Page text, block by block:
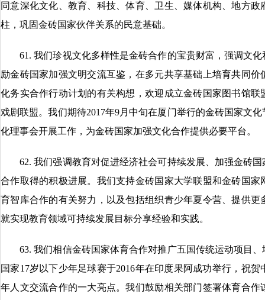
同意深化文化、教育、科技、体育、卫生、媒体机构、地方
柱，巩固金砖国家伙伴关系的民意基础。
61. 我们珍视文化多样性是金砖合作的宝贵财富，强调文化
励金砖国家加强文明交流互鉴，在多元共享基础上培育共同
化务实合作行动计划的有关构想，欢迎成立金砖国家图书馆
戏剧联盟。我们期待2017年9月中旬在厦门举行的金砖国家文
化理事会开展工作，为金砖国家加强文化合作提供必要平台。
62. 我们强调教育对促进经济社会可持续发展、加强金砖国
合作取得的积极进展。我们支持金砖国家大学联盟和金砖国
育智库合作的有关努力，以及包括组织青少年夏令营、提供
就实现教育领域可持续发展目标分享经验和实践。
63. 我们相信金砖国家体育合作对推广五国传统运动项目、
国家17岁以下少年足球赛于2016年在印度果阿成功举行，祝
年人文交流合作的一大亮点。我们鼓励相关部门签署体育合